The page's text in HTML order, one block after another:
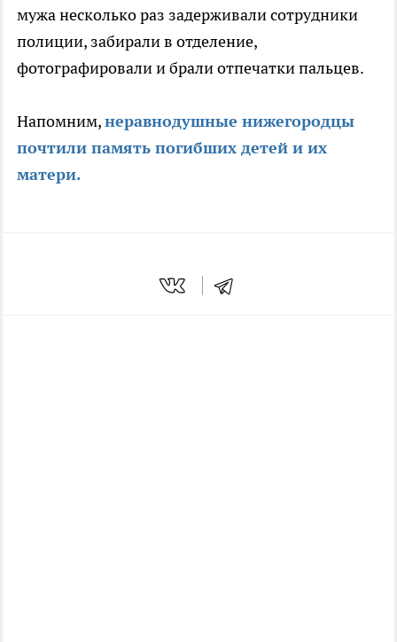
мужа несколько раз задерживали сотрудники
полиции, забирали в отделение,
фотографировали и брали отпечатки пальцев.
Напомним,неравнодушные нижегородцы
почтили память погибших детей и их
матери.